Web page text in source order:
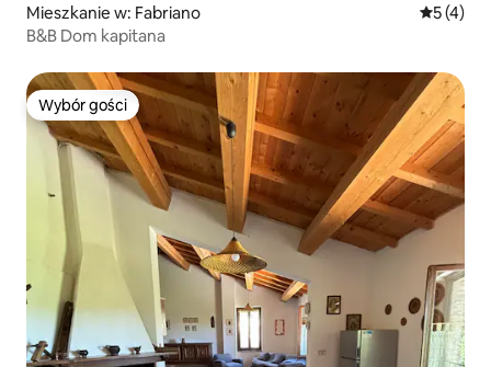
Mieszkanie w: Fabriano Średnia
5 (4)
B&B Dom kapitana
Wybór gości
Wybór gości